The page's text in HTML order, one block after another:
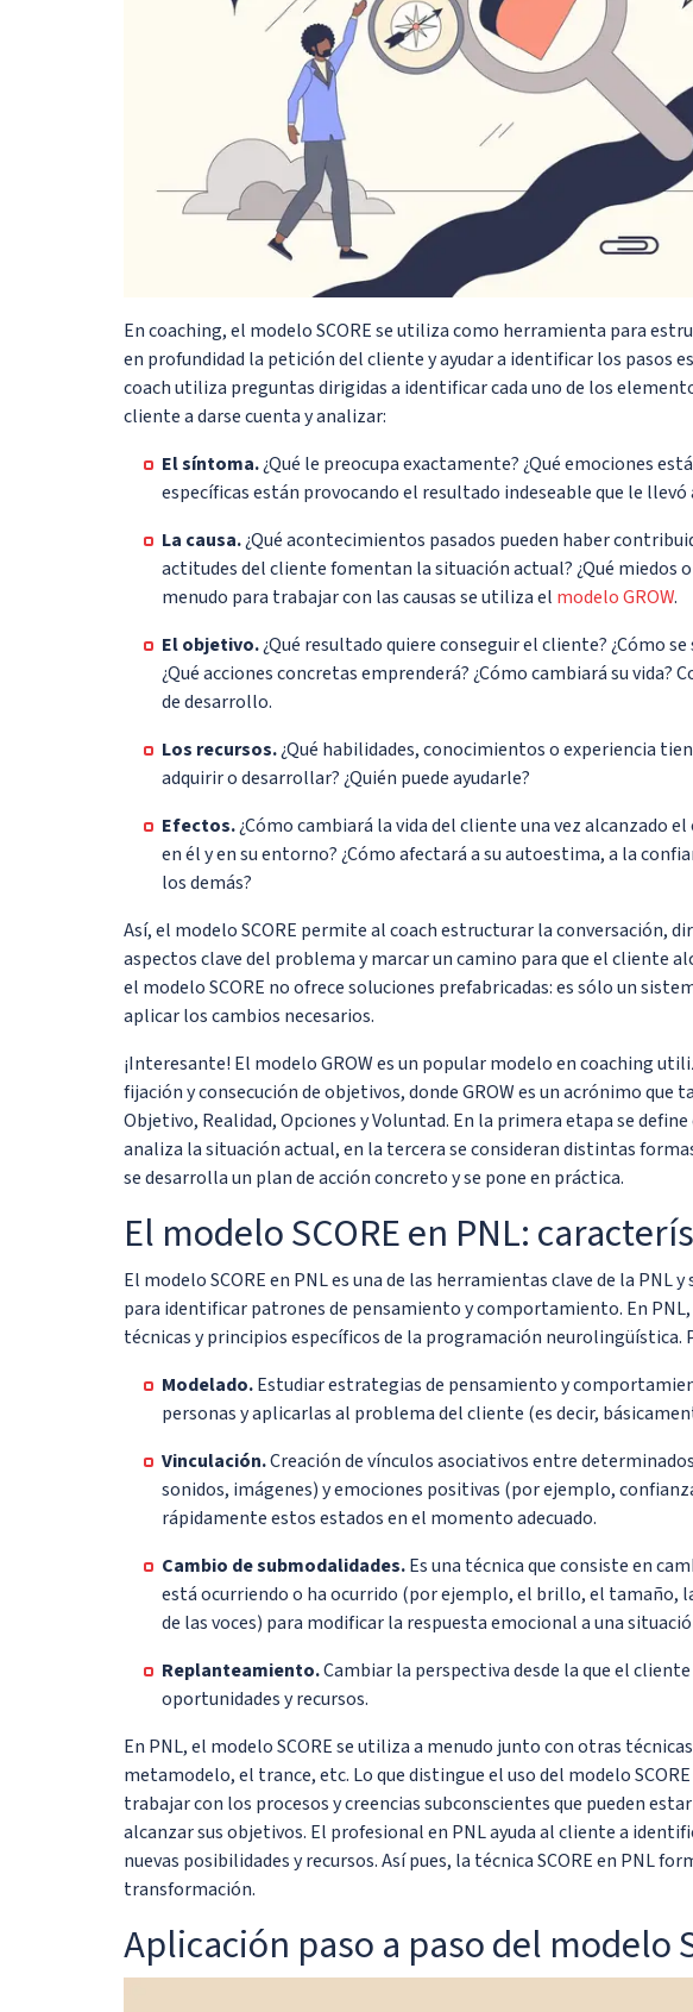
En coaching, el modelo SCORE se utiliza como herramienta para
en profundidad la petición del cliente y ayudar a identificar los pasos
coach utiliza preguntas dirigidas a identificar cada uno de los
cliente a darse cuenta y analizar:
El síntoma.¿Qué le preocupa exactamente? ¿Qué emociones
específicas están provocando el resultado indeseable que le llevó
La causa.¿Qué acontecimientos pasados pueden haber
actitudes del cliente fomentan la situación actual? ¿Qué miedos
menudo para trabajar con las causas se utiliza el modelo GROW.
El objetivo.¿Qué resultado quiere conseguir el cliente? ¿Cómo
¿Qué acciones concretas emprenderá? ¿Cómo cambiará su vida?
de desarrollo.
Los recursos.¿Qué habilidades, conocimientos o experiencia
adquirir o desarrollar? ¿Quién puede ayudarle?
Efectos.¿Cómo cambiará la vida del cliente una vez alcanzado
en él y en su entorno? ¿Cómo afectará a su autoestima, a la
los demás?
Así, el modelo SCORE permite al coach estructurar la conversación,
aspectos clave del problema y marcar un camino para que el cliente
el modelo SCORE no ofrece soluciones prefabricadas: es sólo un
aplicar los cambios necesarios.
¡Interesante! El modelo GROW es un popular modelo en coaching
fijación y consecución de objetivos, donde GROW es un acrónimo que
Objetivo, Realidad, Opciones y Voluntad. En la primera etapa se
analiza la situación actual, en la tercera se consideran distintas
se desarrolla un plan de acción concreto y se pone en práctica.
El modelo SCORE en PNL:
El modelo SCORE en PNL es una de las herramientas clave de la
para identificar patrones de pensamiento y comportamiento. En
técnicas y principios específicos de la programación neurolingüística.
Modelado.Estudiar estrategias de pensamiento y
personas y aplicarlas al problema del cliente (es decir,
Vinculación.Creación de vínculos asociativos entre
sonidos, imágenes) y emociones positivas (por ejemplo,
rápidamente estos estados en el momento adecuado.
Cambio de submodalidades.Es una técnica que consiste en
está ocurriendo o ha ocurrido (por ejemplo, el brillo, el tamaño,
de las voces) para modificar la respuesta emocional a una
Replanteamiento.Cambiar la perspectiva desde la que el
oportunidades y recursos.
En PNL, el modelo SCORE se utiliza a menudo junto con otras
metamodelo, el trance, etc. Lo que distingue el uso del modelo
trabajar con los procesos y creencias subconscientes que pueden
alcanzar sus objetivos. El profesional en PNL ayuda al cliente a
nuevas posibilidades y recursos. Así pues, la técnica SCORE en PNL
transformación.
Aplicación paso a paso del modelo